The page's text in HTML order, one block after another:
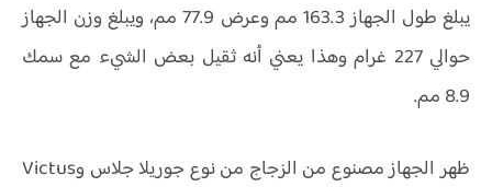
يبلغ طول الجهاز 163.3 مم وعرض 77.9 مم، ويبلغ وزن الجهاز
حوالي 227 غرام وهذا يعني أنه ثقيل بعض الشيء مع سمك
8.9 مم.
ظهر الجهاز مصنوع من الزجاج من نوع جوريلا جلاس وVictus